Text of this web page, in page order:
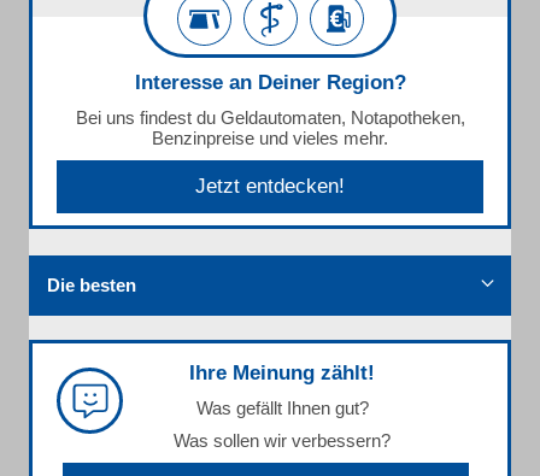
Interesse an Deiner Region?
Bei uns findest du Geldautomaten, Notapotheken,
Benzinpreise und vieles mehr.
Jetzt entdecken!
Die besten
Ihre Meinung zählt!
Was gefällt Ihnen gut?
Was sollen wir verbessern?